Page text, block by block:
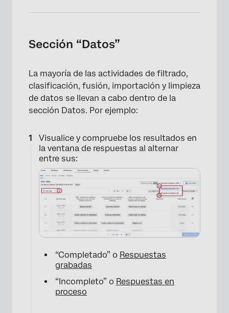
Sección “Datos”
La mayoría de las actividades de filtrado,
clasificación, fusión, importación y limpieza
de datos se llevan a cabo dentro de la
sección Datos. Por ejemplo:
Visualice y compruebe los resultados en
la ventana de respuestas al alternar
entre sus:
“Completado” o Respuestas
grabadas
“Incompleto” o Respuestas en
proceso